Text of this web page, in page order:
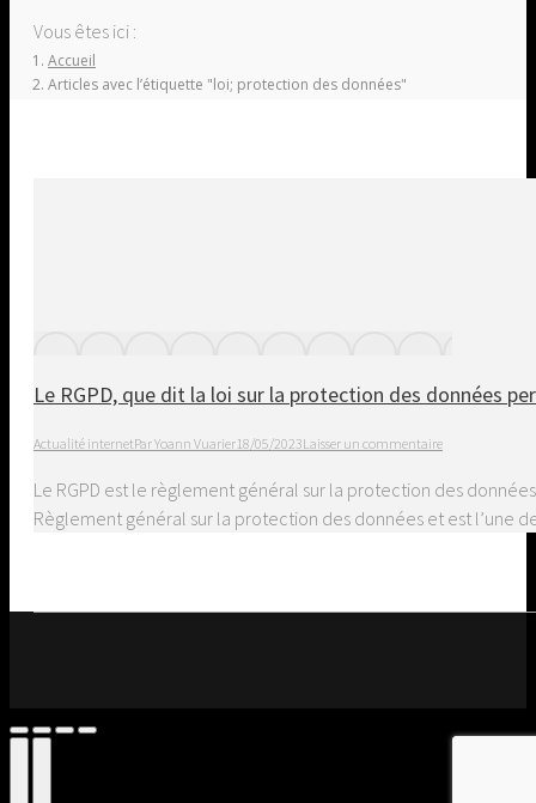
Vous êtes ici :
Accueil
Articles avec l’étiquette "loi; protection des données"
Le RGPD, que dit la loi sur la protection des données
Actualité internetParYoann Vuarier18/05/2023Laisser un commentaire
Le RGPD est le règlement général sur la protection des
Règlement général sur la protection des données et est l’une
Go